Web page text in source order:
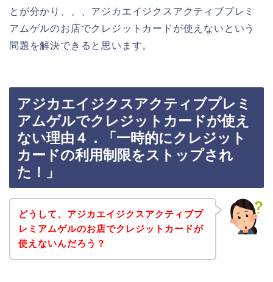
とが分かり、、、アジカエイジクスアクティブプレミ
アムゲルのお店でクレジットカードが使えないという
問題を解決できると思います。
アジカエイジクスアクティブプレミ
アムゲルでクレジットカードが使え
ない理由４．「一時的にクレジット
カードの利用制限をストップされ
た！」
どうして、アジカエイジクスアクティブプ
レミアムゲルのお店でクレジットカードが
使えないんだろう？